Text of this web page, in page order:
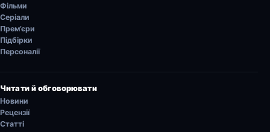
Фільми
Серіали
Прем’єри
Підбірки
Персоналії
Читати й обговорювати
Новини
Рецензії
Статті